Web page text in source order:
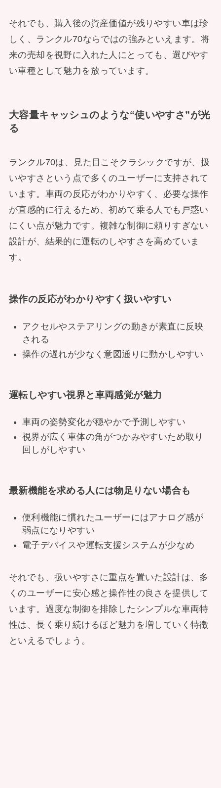
それでも、購入後の資産価値が残りやすい車は珍
しく、ランクル70ならではの強みといえます。将
来の売却を視野に入れた人にとっても、選びやす
い車種として魅力を放っています。
大容量キャッシュのような“使いやすさ”が光
る
ランクル70は、見た目こそクラシックですが、扱
いやすさという点で多くのユーザーに支持されて
います。車両の反応がわかりやすく、必要な操作
が直感的に行えるため、初めて乗る人でも戸惑い
にくい点が魅力です。複雑な制御に頼りすぎない
設計が、結果的に運転のしやすさを高めていま
す。
操作の反応がわかりやすく扱いやすい
アクセルやステアリングの動きが素直に反映
される
操作の遅れが少なく意図通りに動かしやすい
運転しやすい視界と車両感覚が魅力
車両の姿勢変化が穏やかで予測しやすい
視界が広く車体の角がつかみやすいため取り
回しがしやすい
最新機能を求める人には物足りない場合も
便利機能に慣れたユーザーにはアナログ感が
弱点になりやすい
電子デバイスや運転支援システムが少なめ
それでも、扱いやすさに重点を置いた設計は、多
くのユーザーに安心感と操作性の良さを提供して
います。過度な制御を排除したシンプルな車両特
性は、長く乗り続けるほど魅力を増していく特徴
といえるでしょう。